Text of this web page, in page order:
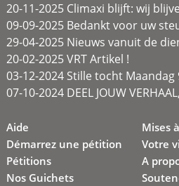
20-11-2025 Climaxi blijft: wij
09-09-2025 Bedankt voor uw
29-04-2025 Nieuws vanuit de
20-02-2025 VRT Artikel !
03-12-2024 Stille tocht
07-10-2024 DEEL JOUW
Aide
Démarrez une pétition
Pétitions
Nos Guichets
Mises
Votre
A